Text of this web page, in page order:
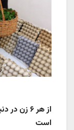
از هر ۶
است